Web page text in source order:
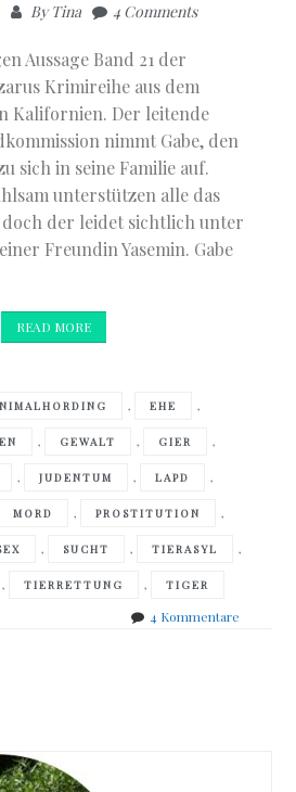
ByTina 4 Comments
Aussage Band 21 der
Krimireihe aus dem
Kalifornien. Der leitende
nimmt Gabe, den
sich in seine Familie auf.
unterstützen alle das
doch der leidet sichtlich unter
Freundin Yasemin. Gabe
READ MORE
, EHE ,
, GEWALT , GIER ,
, JUDENTUM , LAPD ,
MORD , PROSTITUTION ,
, SUCHT , TIERASYL ,
, TIERRETTUNG , TIGER
4 Kommentarezu